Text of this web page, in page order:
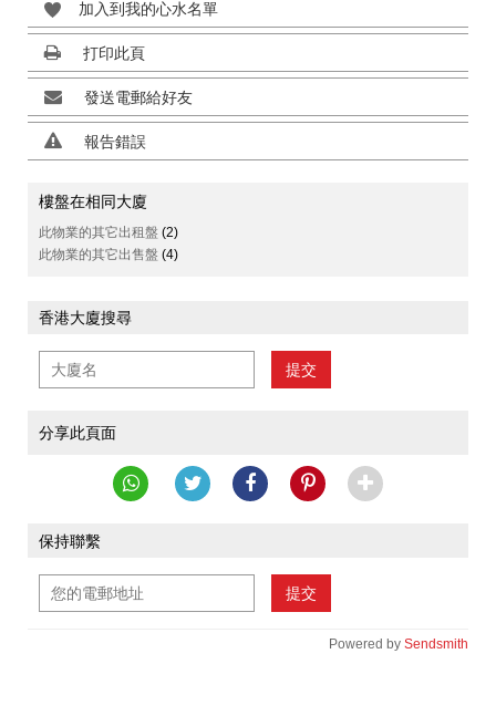
加入到我的心水名單
打印此頁
發送電郵給好友
報告錯誤
樓盤在相同大廈
此物業的其它出租盤 (2)
此物業的其它出售盤 (4)
香港大廈搜尋
提交
分享此頁面
保持聯繫
提交
Powered by Sendsmith